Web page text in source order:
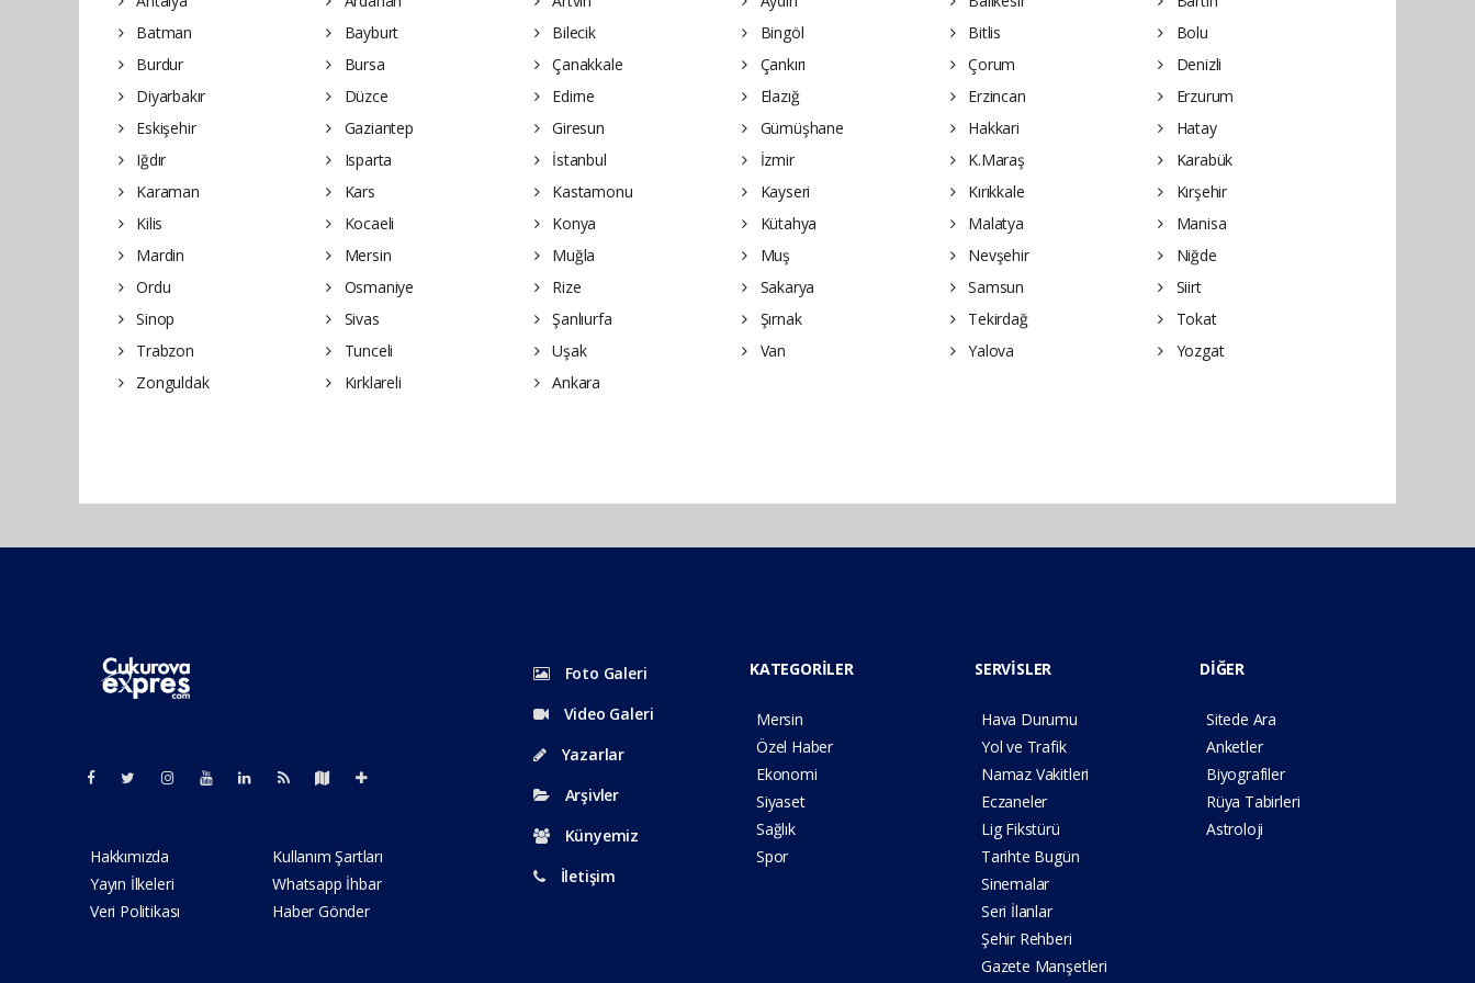
Batman
Bayburt Bilecik Bingöl Bitlis
Bolu
Burdur
Bursa Çanakkale Çankırı Çorum
Denizli
Diyarbakır
Düzce Edirne Elazığ Erzincan
Erzurum
Eskişehir
Gaziantep Giresun Gümüşhane Hakkari
Hatay
Iğdır
Isparta İstanbul İzmir K.Maraş
Karabük
Karaman
Kars Kastamonu Kayseri Kırıkkale
Kırşehir
Kilis
Kocaeli Konya Kütahya Malatya
Manisa
Mardin
Mersin Muğla Muş Nevşehir
Niğde
Ordu
Osmaniye Rize Sakarya Samsun
Siirt
Sinop
Sivas Şanlıurfa Şırnak Tekirdağ
Tokat
Trabzon
Tunceli Uşak Van Yalova
Yozgat
Zonguldak
Kırklareli Ankara
Hakkımızda
Yayın İlkeleri
Veri Politikası
Kullanım Şartları
Whatsapp İhbar
Haber Gönder
Foto Galeri
Video Galeri
Yazarlar
Arşivler
Künyemiz
İletişim
KATEGORİLER
Mersin
Özel Haber
Ekonomi
Siyaset
Sağlık
Spor
SERVİSLER
Hava Durumu
Yol ve Trafik
Namaz Vakitleri
Eczaneler
Lig Fikstürü
Tarihte Bugün
Sinemalar
Seri İlanlar
Şehir Rehberi
Gazete Manşetleri
DİĞER
Sitede Ara
Anketler
Biyografiler
Rüya Tabirleri
Astroloji